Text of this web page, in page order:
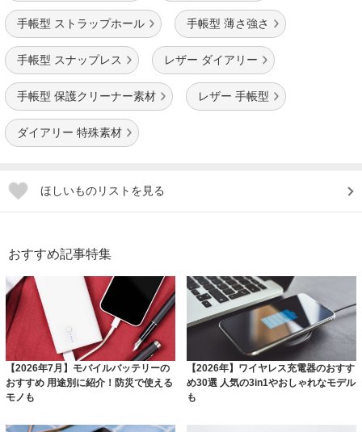
手帳型 ストラップホール 手帳型 薄さ強さ
手帳型 スナップレス レザー ダイアリー
手帳型 保護クリーナー素材 レザー 手帳型
ダイアリー 特殊素材
ほしいものリストを見る
おすすめ記事特集
【2026年7月】モバイルバッテリーの
おすすめ 用途別に紹介！防災で使える
モノも
【2026年】ワイヤレス充電器のおすす
め30選 人気の3in1やおしゃれなモデル
も